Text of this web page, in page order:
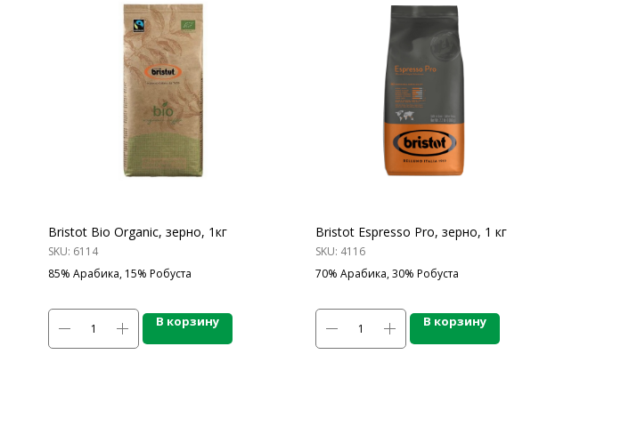
Bristot Bio Organic, зерно, 1кг
SKU: 6114
85% Арабика, 15% Робуста
В корзину
Bristot Espresso Pro, зерно, 1 кг
SKU: 4116
70% Арабика, 30% Робуста
В корзину